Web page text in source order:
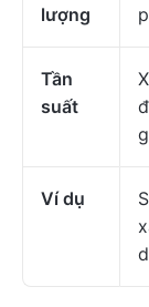
lượng
Tần
suất
Ví dụ